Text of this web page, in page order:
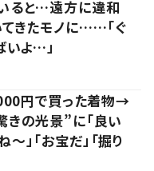
ると…遠方に違和
てきたモノに……「ぐ
いよ…」
円で買った着物→
の光景”に「良い
」「お宝だ」「掘り